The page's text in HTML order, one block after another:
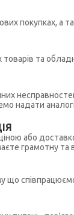
покупках, а
та
або
грамотну та
що